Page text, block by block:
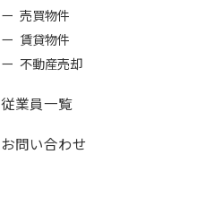
ー 売買物件
ー 賃貸物件
ー 不動産売却
従業員一覧
お問い合わせ